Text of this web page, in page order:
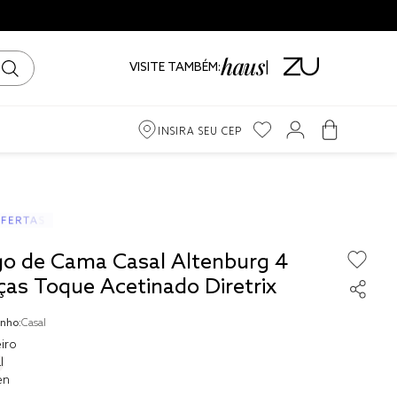
VISITE TAMBÉM:
INSIRA SEU CEP
de Cama Casal Altenburg 4
Toque Acetinado Diretrix
Casal